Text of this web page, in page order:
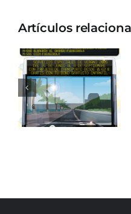
Artículos